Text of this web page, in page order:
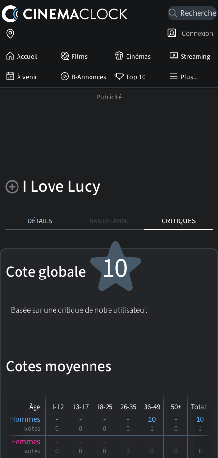
Accueil FIlms Cinémas Streaming
À venir B-Annonces Top 10 Plus...
Connexion
I Love Lucy
DÉTAILS BANDE-ANN. CRITIQUES
Cote globale 10
Basée sur une critique de notre utilisateur.
Cotes moyennes
Âge 1-12 13-17 18-25 26-35 36-49 50+ Total
Hommes
votes
-
0
-
0
-
0
-
0
10
1
-
0
10
1
Femmes
votes
-
0
-
0
-
0
-
0
-
0
-
0
-
0